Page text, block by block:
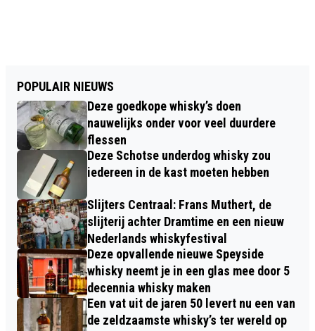
POPULAIR NIEUWS
Deze goedkope whisky’s doen
nauwelijks onder voor veel duurdere
flessen
Deze Schotse underdog whisky zou
iedereen in de kast moeten hebben
Slijters Centraal: Frans Muthert, de
slijterij achter Dramtime en een nieuw
Nederlands whiskyfestival
Deze opvallende nieuwe Speyside
whisky neemt je in een glas mee door 5
decennia whisky maken
Een vat uit de jaren 50 levert nu een van
de zeldzaamste whisky’s ter wereld op